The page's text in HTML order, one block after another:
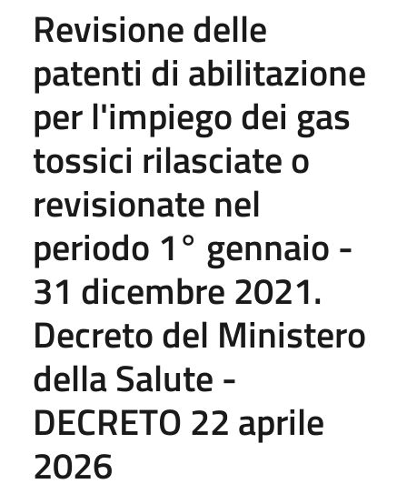
Revisione delle
patenti di abilitazione
per l'impiego dei gas
tossici rilasciate o
revisionate nel
periodo 1° gennaio -
31 dicembre 2021.
Decreto del Ministero
della Salute -
DECRETO 22 aprile
2026